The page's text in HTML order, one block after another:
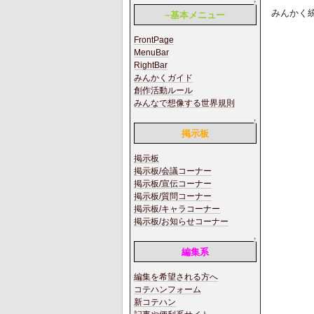
みんかく
↑
~基本メニュー
FrontPage
MenuBar
RightBar
みんかくガイド
創作活動ルール
みんなで想像する世界規則
↑
掲示板
掲示板
掲示板/会議コーナー
掲示板/宣伝コーナー
掲示板/質問コーナー
掲示板/キャラコーナー
掲示板/お知らせコーナー
↑
編集系
編集を希望される方へ
コテハンフォーム
新コテハン